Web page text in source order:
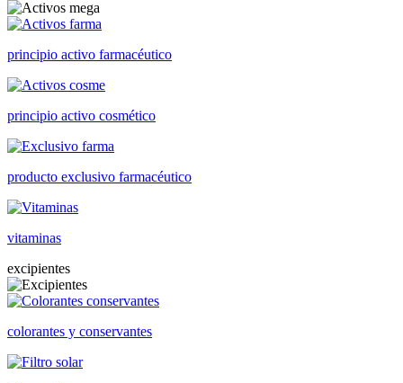
principio activo farmacéutico
principio activo cosmético
producto exclusivo farmacéutico
vitaminas
excipientes
colorantes y conservantes